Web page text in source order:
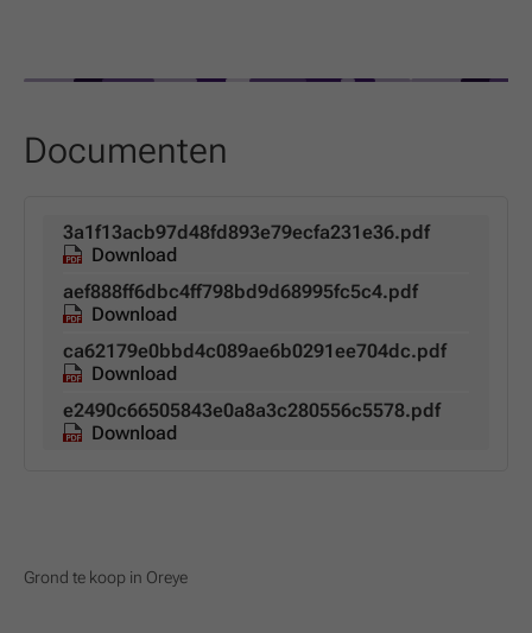
Documenten
3a1f13acb97d48fd893e79ecfa231e36.pdf
Download
aef888ff6dbc4ff798bd9d68995fc5c4.pdf
Download
ca62179e0bbd4c089ae6b0291ee704dc.pdf
Download
e2490c66505843e0a8a3c280556c5578.pdf
Download
Grond te koop in Oreye